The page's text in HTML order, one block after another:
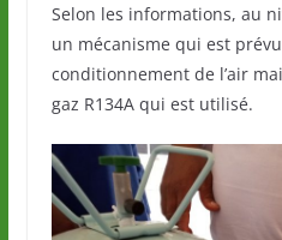
Selon les informations, au
un mécanisme qui est
conditionnement de l’air
gaz R134A qui est utilisé.